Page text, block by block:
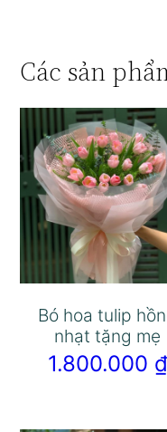
Các sản
Bó hoa tulip
nhạt tặng mẹ
1.800.000 ₫